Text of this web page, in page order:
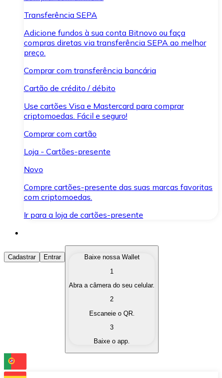
Transferência SEPA
Adicione fundos à sua conta Bitnovo ou faça
compras diretas via transferência SEPA ao melhor
preço.
Comprar com transferência bancária
Cartão de crédito / débito
Use cartões Visa e Mastercard para comprar
criptomoedas. Fácil e seguro!
Comprar com cartão
Loja - Cartões-presente
Novo
Compre cartões-presente das suas marcas favoritas
com criptomoedas.
Ir para a loja de cartões-presente
Comprar Criptomoedas
Compre as criptomoedas de seu interesse de forma
Converta suas criptomoedas em moeda fiduciária
Troque uma criptomoeda por outra
Cadastrar Entrar
Baixe nossa Wallet
1
Abra a câmera do seu celular.
2
Escaneie o QR.
3
Baixe o app.